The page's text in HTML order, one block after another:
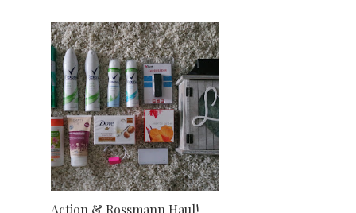
Action & Rossmann Haul!